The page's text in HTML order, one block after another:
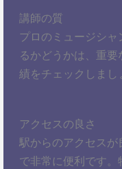
講師の質
プロのミュージシ
るかどうかは、重
績をチェックしまし
アクセスの良さ
駅からのアクセスが
で非常に便利です